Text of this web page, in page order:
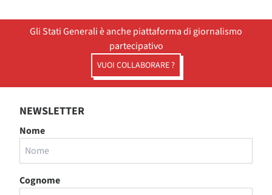
Gli Stati Generali è anche piattaforma di giornalismo
partecipativo
VUOI COLLABORARE ?
NEWSLETTER
Nome
Cognome